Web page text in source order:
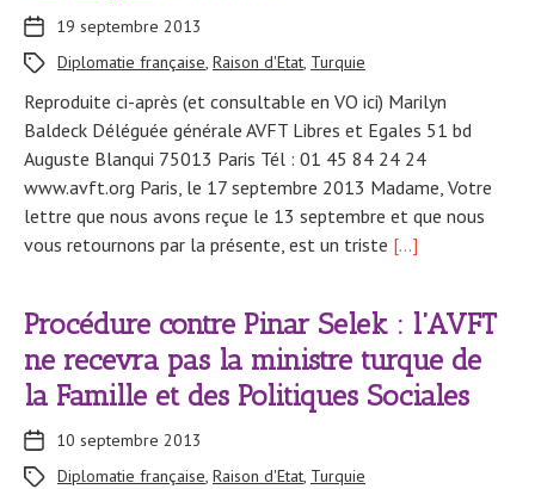
Reproduite ci-après (et consultable en VO ici) Marilyn
Baldeck Déléguée générale AVFT Libres et Egales 51 bd
Auguste Blanqui 75013 Paris Tél : 01 45 84 24 24
www.avft.org Paris, le 17 septembre 2013 Madame, Votre
lettre que nous avons reçue le 13 septembre et que nous
vous retournons par la présente, est un triste […]
19 septembre 2013
Diplomatie française, Raison d'Etat, Turquie
Procédure contre Pinar Selek : l’AVFT
ne recevra pas la ministre turque de
la Famille et des Politiques Sociales
10 septembre 2013
Diplomatie française, Raison d'Etat, Turquie